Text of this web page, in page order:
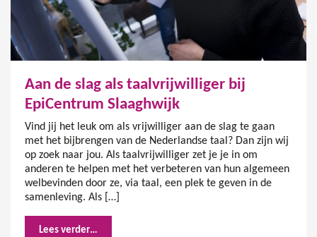
Aan de slag als taalvrijwilliger bij
EpiCentrum Slaaghwijk
Vind jij het leuk om als vrijwilliger aan de slag te gaan
met het bijbrengen van de Nederlandse taal? Dan zijn wij
op zoek naar jou. Als taalvrijwilliger zet je je in om
anderen te helpen met het verbeteren van hun algemeen
welbevinden door ze, via taal, een plek te geven in de
samenleving. Als […]
Lees verder…